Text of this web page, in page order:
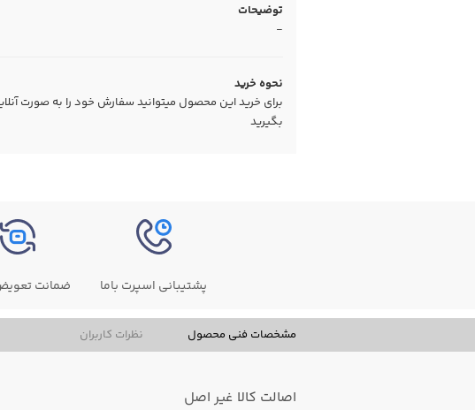
توضیحات
-
نحوه خرید
برای خرید این محصول میتوانید سفارش خود را به صورت
بگیرید
پشتیبانی اسپرت باما ضمانت
مشخصات فنی محصول نظرات کاربران
اصالت کالا غیر اصل